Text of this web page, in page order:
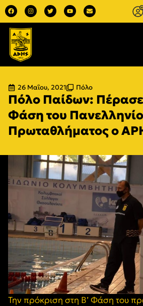
26 Μαΐου, 2021 Πόλο
Πόλο Παίδων: Πέρασε
Φάση του
Πρωταθλήματος ο
Την πρόκριση στη Β’ Φάση του